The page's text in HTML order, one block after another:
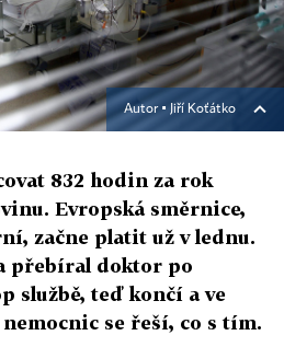
Autor ▪ Jiří Koťátko
832 hodin za rok
Evropská směrnice,
začne platit už v lednu.
přebíral doktor po
službě, teď končí a ve
se řeší, co s tím.